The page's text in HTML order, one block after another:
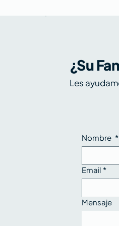
Kimi K3,
earnings:
¿Su
Nombre *
Email *
Mensaje
Les